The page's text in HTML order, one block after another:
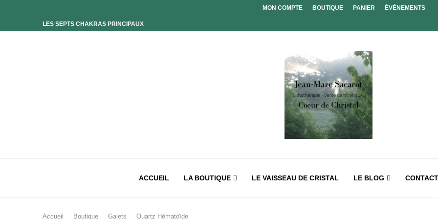
LES SEPTS CHAKRAS PRINCIPAUX
MON COMPTE BOUTIQUE PANIER ÉVÉNEMENTS
ACCUEIL LA BOUTIQUE LE VAISSEAU DE CRISTAL LE BLOG CONTACT
Accueil Boutique Galets Quartz Hématoïde